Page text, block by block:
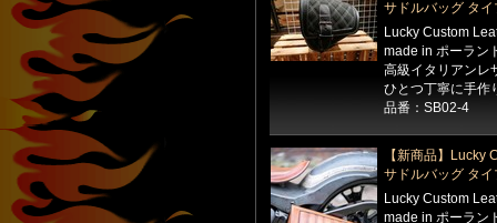
サドルバッグ タ
Lucky Custom
made in ポーラン
高級イタリアンレ
ひとつ丁寧に手作
品番：SB02-4
【新商品】Lucky
サドルバッグ タ
Lucky Custom
made in ポーラン